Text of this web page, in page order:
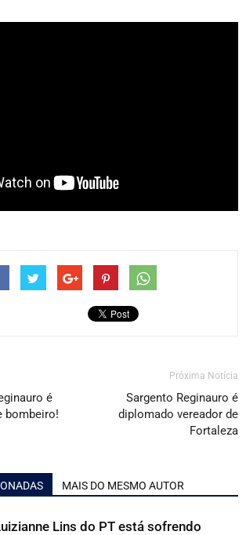
é
bombeiro!
Próxima Notícia
Sargento Reginauro é
diplomado vereador de
Fortaleza
MAIS DO MESMO AUTOR
Lins do PT está sofrendo